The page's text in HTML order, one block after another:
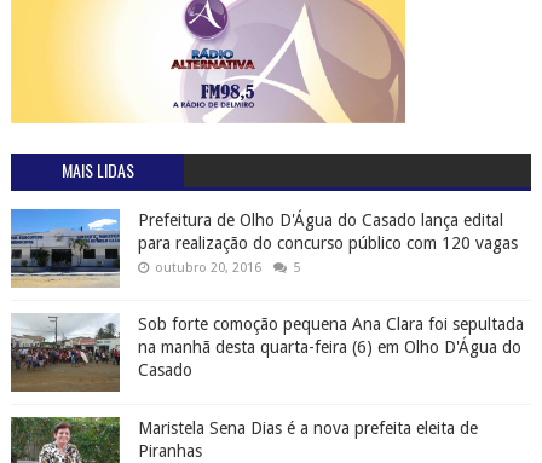
MAIS LIDAS
Prefeitura de Olho D'Água do Casado lança edital
para realização do concurso público com 120 vagas
outubro 20, 2016 5
Sob forte comoção pequena Ana Clara foi sepultada
na manhã desta quarta-feira (6) em Olho D'Água do
Casado
Maristela Sena Dias é a nova prefeita eleita de
Piranhas